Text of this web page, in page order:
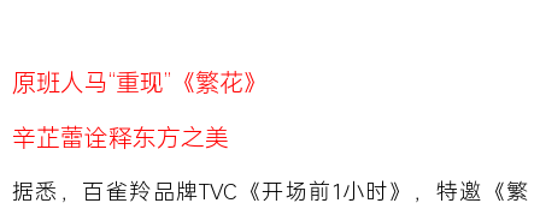
原班人马“重现”《繁花》
辛芷蕾诠释东方之美
据悉，百雀羚品牌TVC《开场前1小时》，特邀《繁